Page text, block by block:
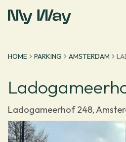
Ga naar homepage
HOME PARKING AMSTERDAM
Ladogameerhof 248,